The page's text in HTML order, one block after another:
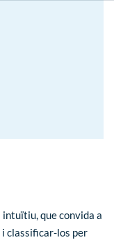
intuïtiu, que convida a
classificar-los per